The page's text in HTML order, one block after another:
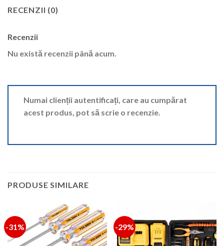
RECENZII (0)
Recenzii
Nu există recenzii până acum.
Numai clienții autentificați, care au cumpărat
acest produs, pot să scrie o recenzie.
PRODUSE SIMILARE
-31% -29%